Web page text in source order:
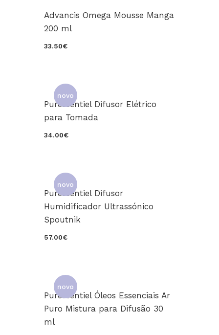
Advancis Omega Mousse Manga
200 ml
33.50€
novo
Puressentiel Difusor Elétrico
para Tomada
34.00€
novo
Puressentiel Difusor
Humidificador Ultrassónico
Spoutnik
57.00€
novo
Puressentiel Óleos Essenciais Ar
Puro Mistura para Difusão 30
ml